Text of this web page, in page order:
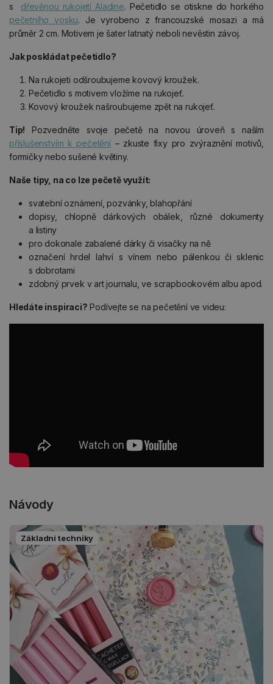
s dřevěnou rukojetí Aladine. Pečetidlo se otiskne do horkého
pečetního vosku. Je vyrobeno z francouzské mosazi a má
průměr 2 cm. Motivem je šater latnatý neboli nevěstin závoj.
Jak poskládat pečetidlo?
Na rukojeti odšroubujeme kovový kroužek.
Pečetidlo s motivem vložíme na rukojeť.
Kovový kroužek našroubujeme zpět na rukojeť.
Tip! Pozvedněte svoje pečetě na novou úroveň s naším
příslušenstvím k pečetění– zkuste fixy pro zvýraznění motivů,
formičky nebo sušené květiny.
Naše tipy, na co lze pečetě využít:
svatební oznámení, pozvánky, blahopřání
dopisy, chlopně dárkových obálek, různé dokumenty
a listiny
pro dokonale zabalené dárky či visačky na ně
označení hrdel lahví s vínem nebo pálenkou či sklenic
s dobrotami
zdobný prvek v art journalu, ve scrapbookovém albu apod.
Hledáte inspiraci? Podívejte se na pečetění ve videu:
Návody
Základní techniky